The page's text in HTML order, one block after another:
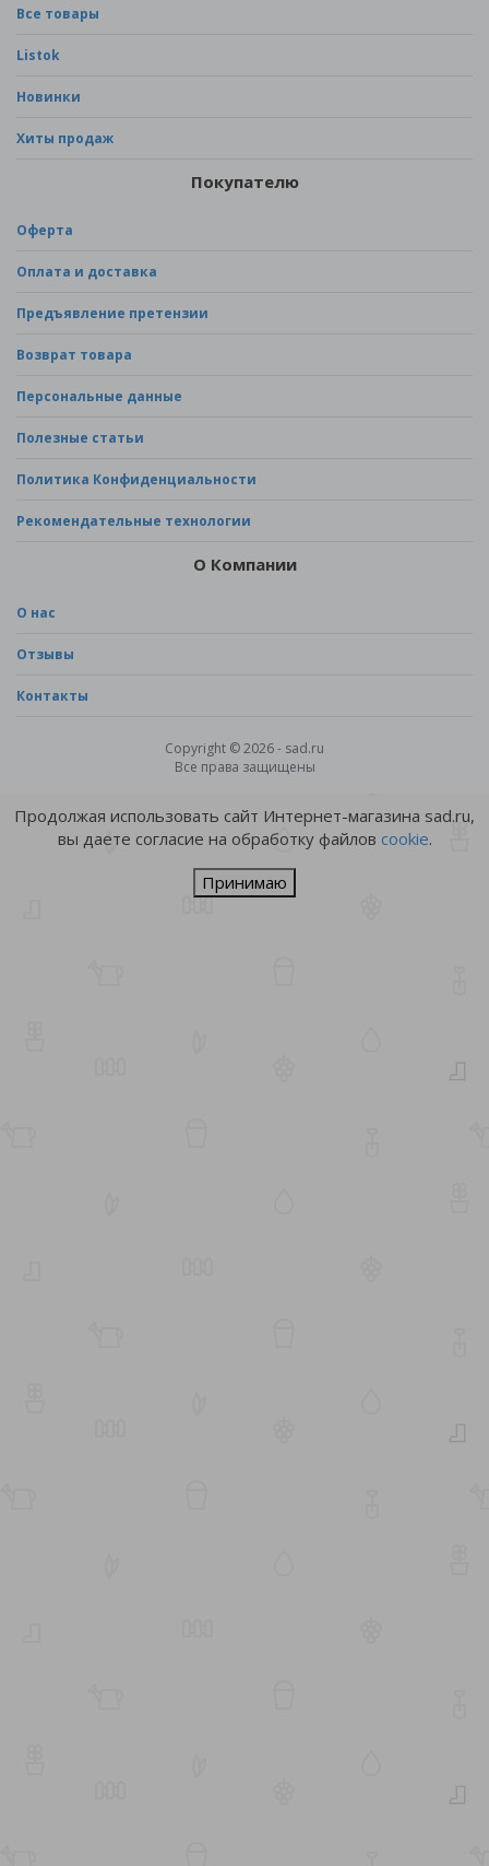
Все товары
Listok
Новинки
Хиты продаж
Покупателю
Оферта
Оплата и доставка
Предъявление претензии
Возврат товара
Персональные данные
Полезные статьи
Политика Конфиденциальности
Рекомендательные технологии
О Компании
О нас
Отзывы
Контакты
Copyright © 2026 - sad.ru
Все права защищены
Продолжая использовать сайт Интернет-магазина sad.ru,
вы даете согласие на обработку файлов cookie.
Принимаю